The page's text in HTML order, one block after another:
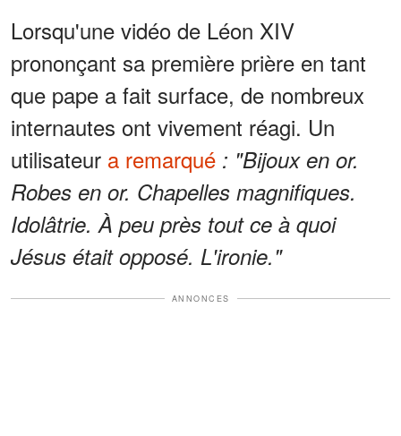
Lorsqu'une vidéo de Léon XIV
prononçant sa première prière en tant
que pape a fait surface, de nombreux
internautes ont vivement réagi. Un
utilisateur a remarqué : "Bijoux en or.
Robes en or. Chapelles magnifiques.
Idolâtrie. À peu près tout ce à quoi
Jésus était opposé. L'ironie."
ANNONCES